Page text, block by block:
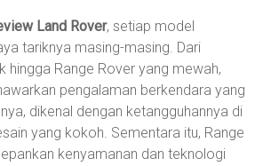
Land Rover, setiap model
tariknya masing-masing. Dari
hingga Range Rover yang mewah,
pengalaman berkendara yang
dikenal dengan ketangguhannya di
yang kokoh. Sementara itu, Range
kenyamanan dan teknologi